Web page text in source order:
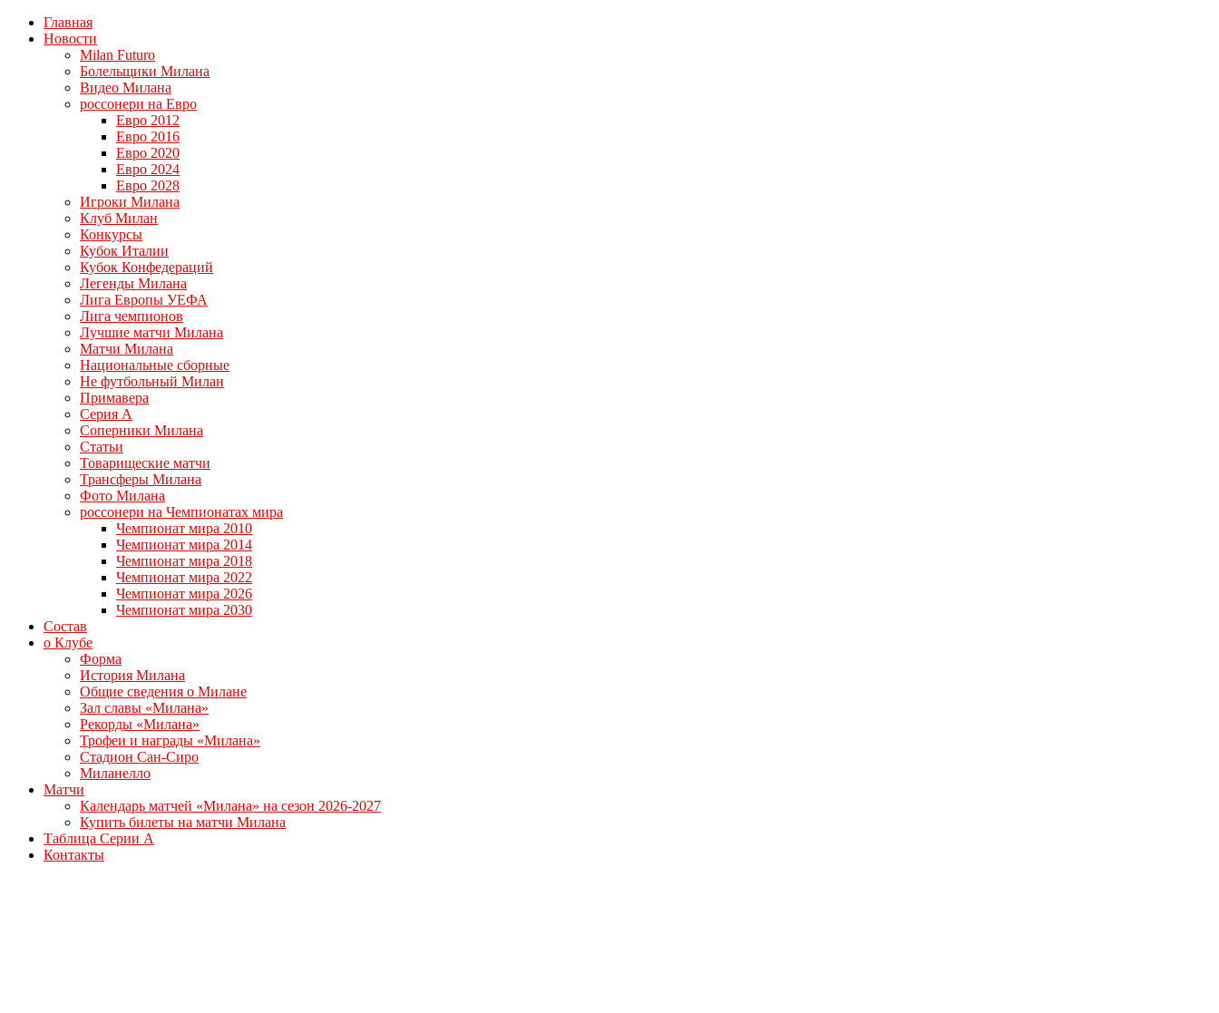
Главная
Новости
Milan Futuro
Болельщики Милана
Видео Милана
россонери на Евро
Евро 2012
Евро 2016
Евро 2020
Евро 2024
Евро 2028
Игроки Милана
Клуб Милан
Конкурсы
Кубок Италии
Кубок Конфедераций
Легенды Милана
Лига Европы УЕФА
Лига чемпионов
Лучшие матчи Милана
Матчи Милана
Национальные сборные
Не футбольный Милан
Примавера
Серия А
Соперники Милана
Статьи
Товарищеские матчи
Трансферы Милана
Фото Милана
россонери на Чемпионатах мира
Чемпионат мира 2010
Чемпионат мира 2014
Чемпионат мира 2018
Чемпионат мира 2022
Чемпионат мира 2026
Чемпионат мира 2030
Состав
о Клубе
Форма
История Милана
Общие сведения о Милане
Зал славы «Милана»
Рекорды «Милана»
Трофеи и награды «Милана»
Стадион Сан-Сиро
Миланелло
Матчи
Календарь матчей «Милана» на сезон 2026-2027
Купить билеты на матчи Милана
Таблица Серии А
Контакты